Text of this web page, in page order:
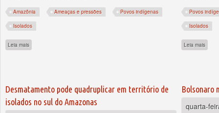
Amazônia Ameaças e pressões Povos indígenas
Isolados
Leia mais
Povos
Isolados
Leia mais
Desmatamento pode quadruplicar em território de
isolados no sul do Amazonas
Bolsonaro
quarta-